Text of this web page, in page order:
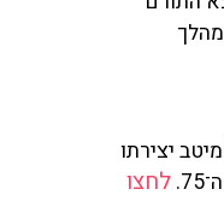
יצירתו
לחצו